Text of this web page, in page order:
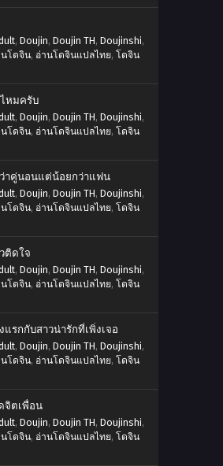
, Doujin, Doujin TH, Doujinshi,
นโดจิน, อ่านโดจินแปลไทย, โดจิน
หมครับ
, Doujin, Doujin TH, Doujinshi,
นโดจิน, อ่านโดจินแปลไทย, โดจิน
าคู่นอนแต่น้อยกว่าแฟน
, Doujin, Doujin TH, Doujinshi,
นโดจิน, อ่านโดจินแปลไทย, โดจิน
ติดใจ
, Doujin, Doujin TH, Doujinshi,
นโดจิน, อ่านโดจินแปลไทย, โดจิน
แรกกับสาวน่ารักที่เพิ่งเจอ
, Doujin, Doujin TH, Doujinshi,
นโดจิน, อ่านโดจินแปลไทย, โดจิน
จิตเพื่อน
, Doujin, Doujin TH, Doujinshi,
นโดจิน, อ่านโดจินแปลไทย, โดจิน